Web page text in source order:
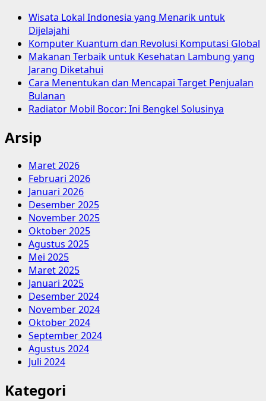
Wisata Lokal Indonesia yang Menarik untuk
Dijelajahi
Komputer Kuantum dan Revolusi Komputasi Global
Makanan Terbaik untuk Kesehatan Lambung yang
Jarang Diketahui
Cara Menentukan dan Mencapai Target Penjualan
Bulanan
Radiator Mobil Bocor: Ini Bengkel Solusinya
Arsip
Maret 2026
Februari 2026
Januari 2026
Desember 2025
November 2025
Oktober 2025
Agustus 2025
Mei 2025
Maret 2025
Januari 2025
Desember 2024
November 2024
Oktober 2024
September 2024
Agustus 2024
Juli 2024
Kategori